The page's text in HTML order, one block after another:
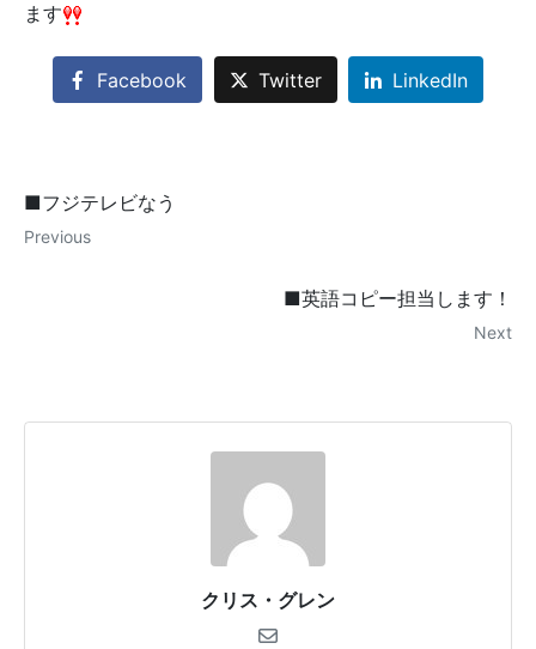
ます
Facebook Twitter LinkedIn
■フジテレビなう
Previous
■英語コピー担当します！
Next
クリス・グレン